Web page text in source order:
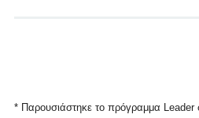
* Παρουσιάστηκε το πρόγραμμα Leader